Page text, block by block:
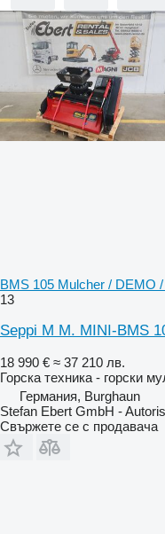
BMS 105 Mulcher / DEMO
13
Seppi M M. MINI-BMS
18 990 € ≈ 37 210 лв.
Горска техника - горски
Германия, Burghaun
Stefan Ebert GmbH -
Свържете се с продавача